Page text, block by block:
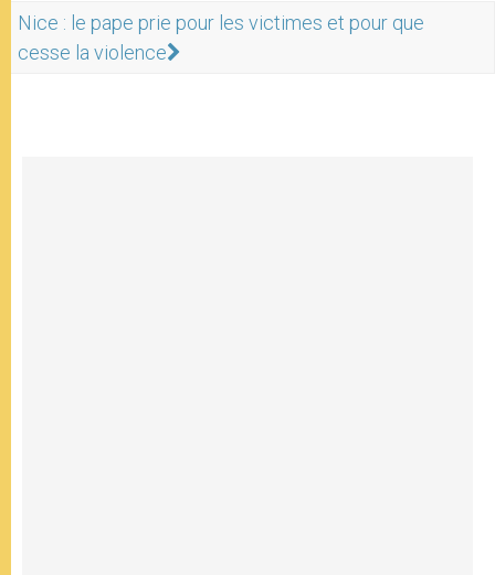
Nice : le pape prie pour les victimes et pour que
cesse la violence